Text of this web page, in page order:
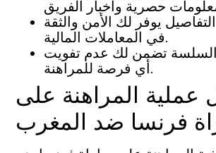
يوفر لك الأمن والثقة
في المعاملات المالية.
السلسة تضمن لك عدم تفويت
أي فرصة للمراهنة.
عملية المراهنة على
فرنسا ضد المغرب